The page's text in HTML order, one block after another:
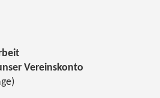
Vereinskonto